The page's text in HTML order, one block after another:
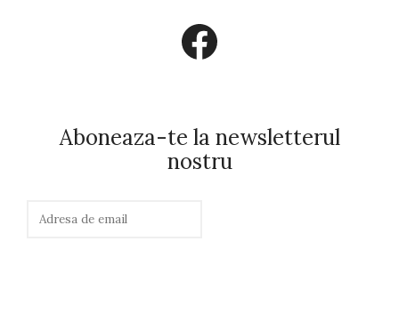
Facebook
Aboneaza-te la newsletterul
nostru